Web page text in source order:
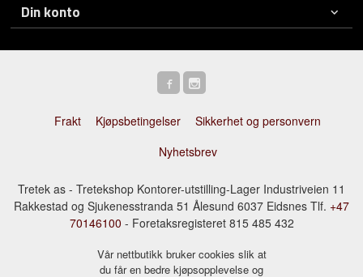
Din konto
Frakt Kjøpsbetingelser
Sikkerhet og personvern
Nyhetsbrev
Tretek as - Tretekshop Kontorer-utstilling-Lager Industriveien 11
Rakkestad og Sjukenesstranda 51 Ålesund 6037 Eidsnes Tlf. +47
70146100 - Foretaksregisteret 815 485 432
Vår nettbutikk bruker cookies slik at
du får en bedre kjøpsopplevelse og